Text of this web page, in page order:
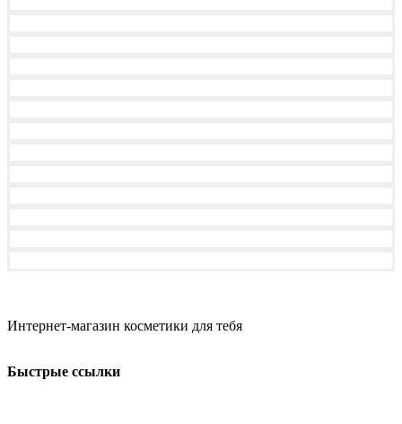
Интернет-магазин косметики для тебя
Быстрые ссылки